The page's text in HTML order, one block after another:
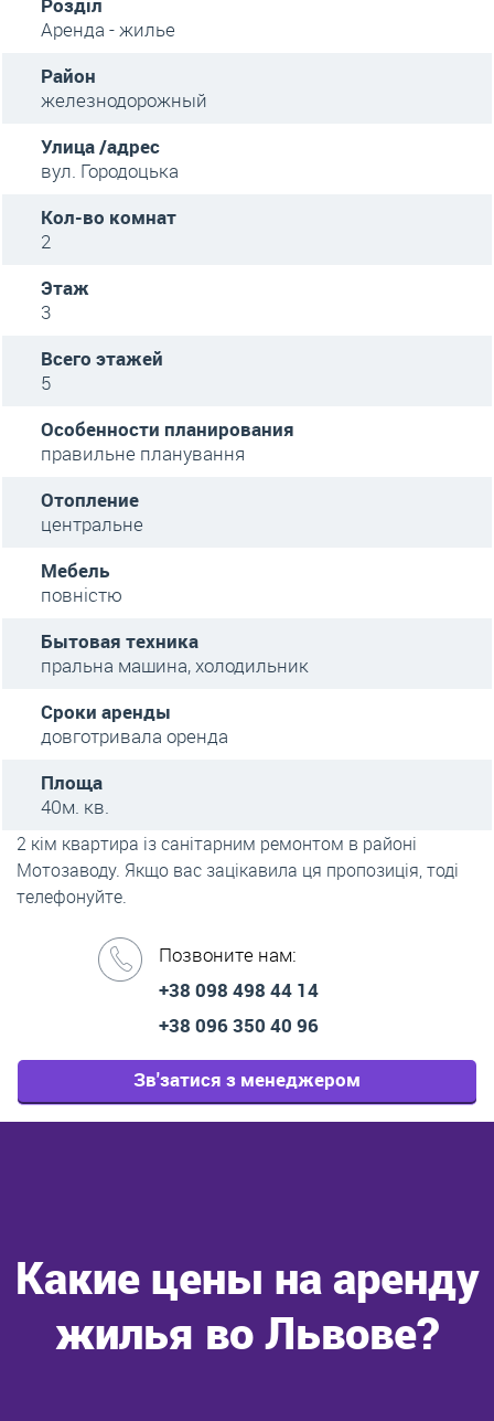
Аренда - жилье
Район
железнодорожный
Улица /адрес
вул. Городоцька
Кол-во комнат
2
Этаж
3
Всего этажей
5
Особенности планирования
правильне планування
Отопление
центральне
Мебель
повністю
Бытовая техника
пральна машина, холодильник
Сроки аренды
довготривала оренда
Площа
40м. кв.
2 кім квартира із санітарним ремонтом в районі
Мотозаводу. Якщо вас зацікавила ця пропозиція, тоді
телефонуйте.
Позвоните нам:
+38 098 498 44 14
+38 096 350 40 96
Зв'затися з менеджером
Какие цены на аренду
жилья во Львове?